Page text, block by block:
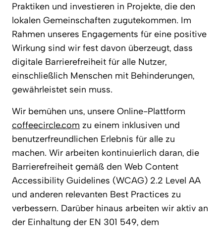
Praktiken und investieren in Projekte, die den
lokalen Gemeinschaften zugutekommen. Im
Rahmen unseres Engagements für eine positive
Wirkung sind wir fest davon überzeugt, dass
digitale Barrierefreiheit für alle Nutzer,
einschließlich Menschen mit Behinderungen,
gewährleistet sein muss.
Wir bemühen uns, unsere Online-Plattform
coffeecircle.com zu einem inklusiven und
benutzerfreundlichen Erlebnis für alle zu
machen. Wir arbeiten kontinuierlich daran, die
Barrierefreiheit gemäß den Web Content
Accessibility Guidelines (WCAG) 2.2 Level AA
und anderen relevanten Best Practices zu
verbessern. Darüber hinaus arbeiten wir aktiv an
der Einhaltung der EN 301 549, dem